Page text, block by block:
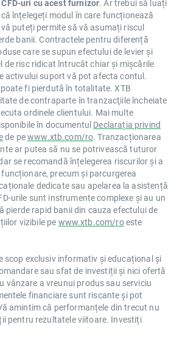
uri cu acest furnizor. Ar trebui să luați
înțelegeți modul în care funcționează
puteți permite să vă asumați riscul
banii. Contractele pentru diferență
care se supun efectului de levier și
de risc ridicat întrucât chiar și mișcările
activului suport vă pot afecta contul.
fi pierdută în totalitate. XTB
de contraparte în tranzacţiile încheiate
ordinele clientului. Mai multe
în documentul Declarația privind
de pewww.xtb.com/ro. Tranzacționarea
ar putea să nu se potrivească tuturor
se recomandă înțelegerea riscurilor și a
precum și parcurgerea
dedicate sau apelarea la asistență
urile sunt instrumente complexe și au un
pierde rapid banii din cauza efectului de
vizibile pe www.xtb.com/roeste
scop exclusiv informativ și educațional și
sau sfat de investiții și nici ofertă
vânzare a vreunui produs sau serviciu
financiare sunt riscante și pot
amintim că performanțele din trecut nu
pentru rezultatele viitoare. Investiți